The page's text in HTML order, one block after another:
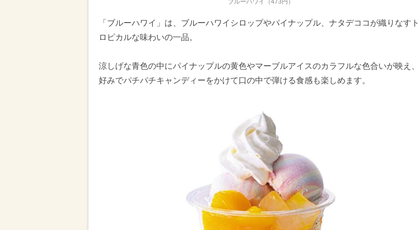
「ブルーハワイ」は、ブルーハワイシロップやパイナップル、ナタデココが織りなすト
ロピカルな味わいの一品。
涼しげな青色の中にパイナップルの黄色やマーブルアイスのカラフルな色合いが映え、
好みでパチパチキャンディーをかけて口の中で弾ける食感も楽しめます。